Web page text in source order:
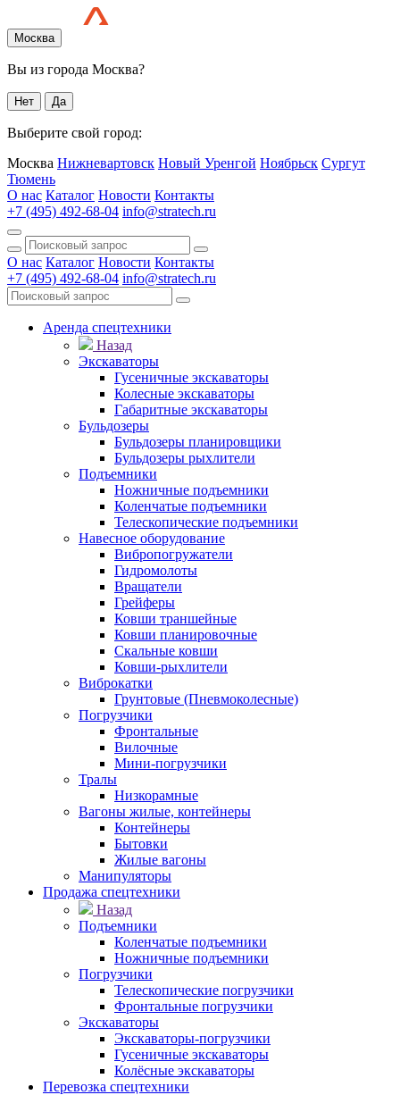
Москва
Вы из города Москва?
Нет Да
Выберите свой город:
Москва Нижневартовск Новый Уренгой Ноябрьск Сургут
Тюмень
О нас Каталог Новости Контакты
+7 (495) 492-68-04 info@stratech.ru
О нас Каталог Новости Контакты
+7 (495) 492-68-04 info@stratech.ru
Аренда спецтехники
Назад
Экскаваторы
Гусеничные экскаваторы
Колесные экскаваторы
Габаритные экскаваторы
Бульдозеры
Бульдозеры планировщики
Бульдозеры рыхлители
Подъемники
Ножничные подъемники
Коленчатые подъемники
Телескопические подъемники
Навесное оборудование
Вибропогружатели
Гидромолоты
Вращатели
Грейферы
Ковши траншейные
Ковши планировочные
Скальные ковши
Ковши-рыхлители
Виброкатки
Грунтовые (Пневмоколесные)
Погрузчики
Фронтальные
Вилочные
Мини-погрузчики
Тралы
Низкорамные
Вагоны жилые, контейнеры
Контейнеры
Бытовки
Жилые вагоны
Манипуляторы
Продажа спецтехники
Назад
Подъемники
Коленчатые подъемники
Ножничные подъемники
Погрузчики
Телескопические погрузчики
Фронтальные погрузчики
Экскаваторы
Экскаваторы-погрузчики
Гусеничные экскаваторы
Колёсные экскаваторы
Перевозка спецтехники